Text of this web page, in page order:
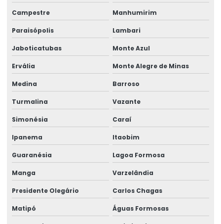
Campestre Manhumirim
Paraisópolis Lambari
Jaboticatubas Monte Azul
Ervália Monte Alegre de Minas
Medina Barroso
Turmalina Vazante
Simonésia Caraí
Ipanema Itaobim
Guaranésia Lagoa Formosa
Manga Varzelândia
Presidente Olegário Carlos Chagas
Matipó Águas Formosas